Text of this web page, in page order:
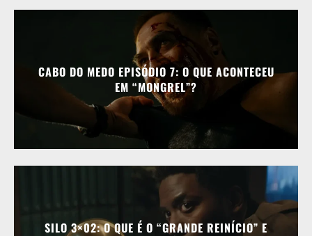
CABO DO MEDO EPISÓDIO 7: O QUE ACONTECEU
EM “MONGREL”?
SILO 3×02: O QUE É O “GRANDE REINÍCIO” E